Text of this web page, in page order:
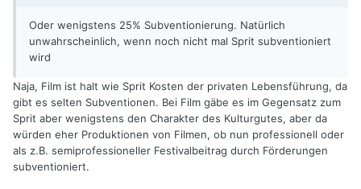
Oder wenigstens 25% Subventionierung. Natürlich
unwahrscheinlich, wenn noch nicht mal Sprit subventioniert
wird
Naja, Film ist halt wie Sprit Kosten der privaten Lebensführung, da
gibt es selten Subventionen. Bei Film gäbe es im Gegensatz zum
Sprit aber wenigstens den Charakter des Kulturgutes, aber da
würden eher Produktionen von Filmen, ob nun professionell oder
als z.B. semiprofessioneller Festivalbeitrag durch Förderungen
subventioniert.